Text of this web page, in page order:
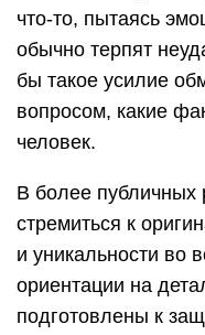
что-то, пытаясь
обычно терпят
бы такое усилие
вопросом, какие
человек.
В более публичных
стремиться к
и уникальности во
ориентации на
подготовлены к